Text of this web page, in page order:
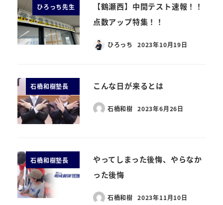
ひろっち先生
【鶴瀬西】中間テスト速報！！
点数アップ特集！！
ひろっち 2023年10月19日
石橋和樹塾長 こんな日が来るとは
石橋和樹 2023年6月26日
石橋和樹塾長
やってしまった後悔、やらなか
った後悔
石橋和樹 2023年11月10日